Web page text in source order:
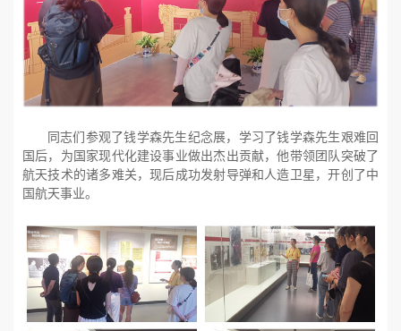
同志们参观了钱学森先生纪念展，学习了钱学森先生艰难回
国后，为国家现代化建设事业做出杰出贡献，他带领团队突破了
航天技术的诸多难关，现后成功发射导弹和人造卫星，开创了中
国航天事业。